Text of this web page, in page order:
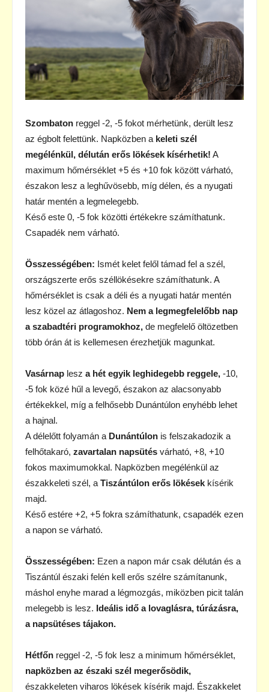
Szombaton reggel -2, -5 fokot mérhetünk, derült lesz
az égbolt felettünk. Napközben a keleti szél
megélénkül, délután erős lökések kísérhetik! A
maximum hőmérséklet +5 és +10 fok között várható,
északon lesz a leghűvösebb, míg délen, és a nyugati
határ mentén a legmelegebb.
Késő este 0, -5 fok közötti értékekre számíthatunk.
Csapadék nem várható.
Összességében: Ismét kelet felől támad fel a szél,
országszerte erős széllökésekre számíthatunk. A
hőmérséklet is csak a déli és a nyugati határ mentén
lesz közel az átlagoshoz. Nem a legmegfelelőbb nap
a szabadtéri programokhoz, de megfelelő öltözetben
több órán át is kellemesen érezhetjük magunkat.
Vasárnap lesz a hét egyik leghidegebb reggele, -10,
-5 fok közé hűl a levegő, északon az alacsonyabb
értékekkel, míg a felhősebb Dunántúlon enyhébb lehet
a hajnal.
A délelőtt folyamán a Dunántúlon is felszakadozik a
felhőtakaró, zavartalan napsütés várható, +8, +10
fokos maximumokkal. Napközben megélénkül az
északkeleti szél, a Tiszántúlon erős lökések kísérik
majd.
Késő estére +2, +5 fokra számíthatunk, csapadék ezen
a napon se várható.
Összességében: Ezen a napon már csak délután és a
Tiszántúl északi felén kell erős szélre számítanunk,
máshol enyhe marad a légmozgás, miközben picit talán
melegebb is lesz. Ideális idő a lovaglásra, túrázásra,
a napsütéses tájakon.
Hétfőn reggel -2, -5 fok lesz a minimum hőmérséklet,
napközben az északi szél megerősödik,
északkeleten viharos lökések kísérik majd. Északkelet